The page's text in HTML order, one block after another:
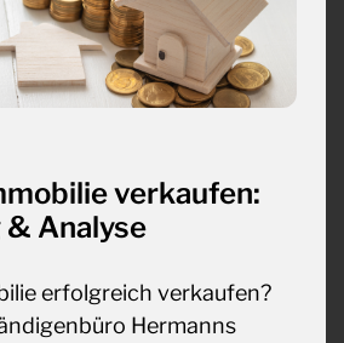
verkaufen:
Analyse
erfolgreich verkaufen?
Hermanns